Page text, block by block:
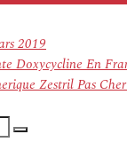
2019
Doxycycline En
Zestril Pas
Recherche